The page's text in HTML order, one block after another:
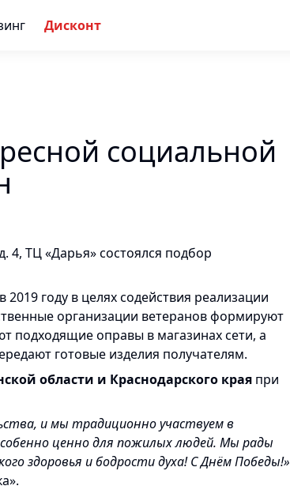
Дисконт
социальной
4, ТЦ «Дарья» состоялся подбор
в 2019 году в целях содействия реализации
организации ветеранов формируют
подходящие оправы в магазинах сети, а
готовые изделия получателям.
области и Краснодарского края при
и мы традиционно участвуем в
ценно для пожилых людей. Мы рады
здоровья и бодрости духа! С Днём Победы!»